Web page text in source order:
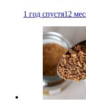
1 год спустя12